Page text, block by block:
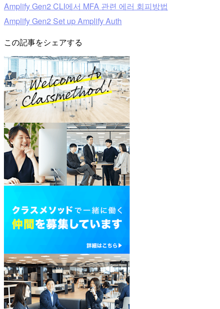
Amplify Gen2 CLI에서 MFA 관련 에러 회피방법
Amplify Gen2 Set up Amplify Auth
この記事をシェアする